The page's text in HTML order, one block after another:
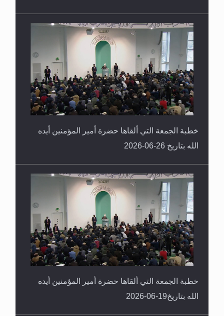
خطبة الجمعة التي ألقاها حضرة أمير المؤمنين أيده
الله بتاريخ 26-06-2026
خطبة الجمعة التي ألقاها حضرة أمير المؤمنين أيده
الله بتاريخ19-06-2026